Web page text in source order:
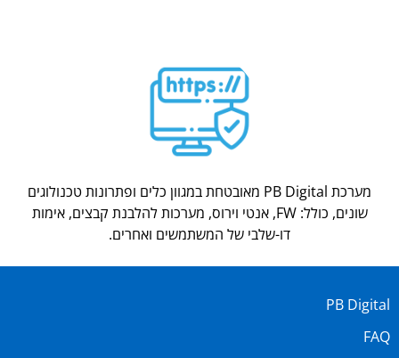
מערכת PB Digital מאובטחת במגוון כלים ופתרונות טכנולוגים
שונים, כולל: FW, אנטי וירוס, מערכות להלבנת קבצים, אימות
דו-שלבי של המשתמשים ואחרים.
PB Digital
FAQ